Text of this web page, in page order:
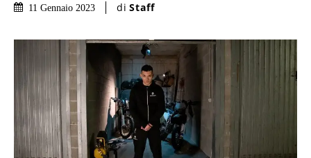
11 Gennaio 2023 di Staff